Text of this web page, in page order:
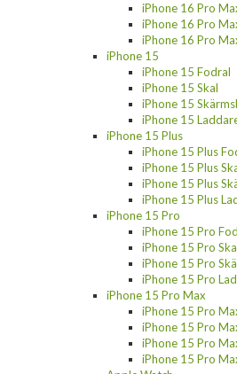
iPhone 16 Pro
iPhone 16 Pro
iPhone 16 Pro
iPhone 15
iPhone 15 Fodral
iPhone 15 Skal
iPhone 15
iPhone 15
iPhone 15 Plus
iPhone 15 Plus
iPhone 15 Plus
iPhone 15 Plus
iPhone 15 Plus
iPhone 15 Pro
iPhone 15 Pro
iPhone 15 Pro
iPhone 15 Pro
iPhone 15 Pro
iPhone 15 Pro Max
iPhone 15 Pro
iPhone 15 Pro
iPhone 15 Pro
iPhone 15 Pro